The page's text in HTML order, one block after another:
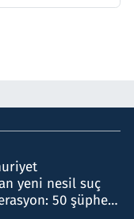
yeni nesil suç
50 şüpheli